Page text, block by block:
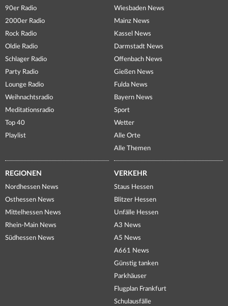
90er Radio
2000er Radio
Rock Radio
Oldie Radio
Schlager Radio
Party Radio
Lounge Radio
Weihnachtsradio
Meditationsradio
Top 40
Playlist
Wiesbaden News
Mainz News
Kassel News
Darmstadt News
Offenbach News
Gießen News
Fulda News
Bayern News
Sport
Wetter
Alle Orte
Alle Themen
REGIONEN
Nordhessen News
Osthessen News
Mittelhessen News
Rhein-Main News
Südhessen News
VERKEHR
Staus Hessen
Blitzer Hessen
Unfälle Hessen
A3 News
A5 News
A661 News
Günstig tanken
Parkhäuser
Flugplan Frankfurt
Schulausfälle